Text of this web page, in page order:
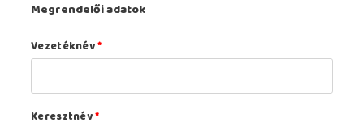
Megrendelői adatok
Vezetéknév*
Keresztnév*